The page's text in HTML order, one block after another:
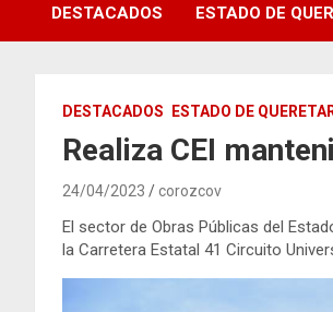
DESTACADOS ESTADO DE
DESTACADOS ESTADO DE
Realiza CEI
24/04/2023 corozcov
El sector de Obras Públicas del
la Carretera Estatal 41 Circuito